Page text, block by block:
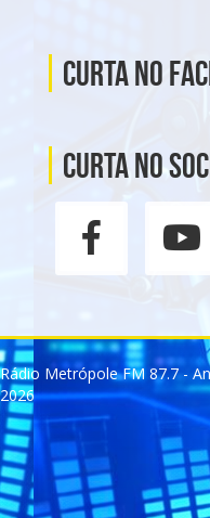
Curta no
Curta no
Rádio Metrópole FM 87.7 -
2026